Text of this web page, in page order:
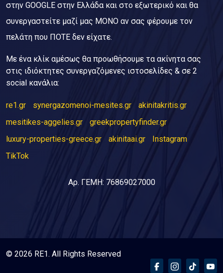
στην GOOGLE στην Ελλάδα και στο εξωτερικό και θα
συνεργαστείτε μαζί μας ΜΟΝΟ αν σας φέρουμε τον
πελάτη που ΠΟΤΕ δεν είχατε.
Με ένα κλίκ αμέσως θα προωθήσουμε τα ακίνητα σας
στις ιδιόκτητες συνεργαζόμενες ιστοσελίδες & σε 2
social κανάλια:
re1.gr synergazomenoi-mesites.gr
akinitakritis.gr
mesitikes-aggelies.gr
greekpropertyfinder.gr
luxury-properties-greece.gr
akinitaai.gr
Instagram
TikTok
Αρ. ΓΕΜΗ: 76869027000
© 2026 RE1. All Rights Reserved